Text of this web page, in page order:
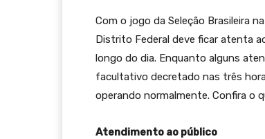
Com o jogo da Seleção Brasileira
Distrito Federal deve ficar atenta
longo do dia. Enquanto alguns
facultativo decretado nas três
operando normalmente. Confira o
Atendimento ao público